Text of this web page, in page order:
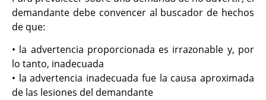
demandante debe convencer al buscador de hechos
de que:
• la advertencia proporcionada es irrazonable y, por
lo tanto, inadecuada
• la advertencia inadecuada fue la causa aproximada
de las lesiones del demandante